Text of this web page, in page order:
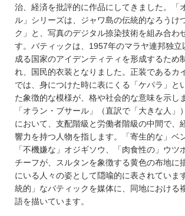
治、経済を批評的に作品にしてきました。「
ル」シリーズは、ジャワ島の伝統的なろうけ
ク」と、写真のデジタル捺染技術を組み合わ
す。バティックは、1957年のマラヤ連邦独立
成る国家のアイデンティティを形成するため
れ、国民的衣装となりました。正装であるカ
では、身につけた時に表にくる「ケパラ」と
た象徴的な模様が、格や社会的な意味を示し
「オラン・ブサール」（直訳で「大きな人」
において、支配階級と労働者階級の中間で、
響力を持つ人物を指します。「寄生的な」ベ
「不機嫌な」オジギソウ、「肉食性の」ウツ
チーフが、スルタンを象徴する黄色の布地に
にいる人々の姿として隠喩的に表されていま
統的」なバティックを媒体に、同地における
語を描いています。